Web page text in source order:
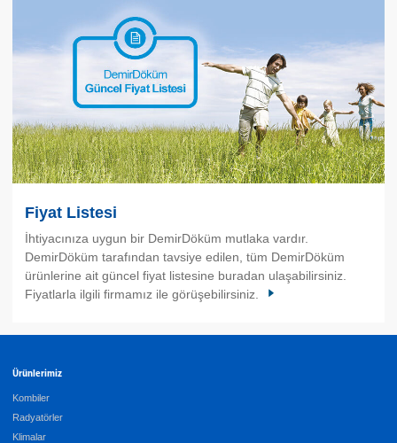
Fiyat Listesi
İhtiyacınıza uygun bir DemirDöküm mutlaka vardır.
DemirDöküm tarafından tavsiye edilen, tüm DemirDöküm
ürünlerine ait güncel fiyat listesine buradan ulaşabilirsiniz.
Fiyatlarla ilgili firmamız ile görüşebilirsiniz.
Ürünlerimiz
Kombiler
Radyatörler
Klimalar